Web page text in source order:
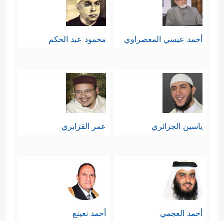
أحمد عيسي المعصراوي محمود عبد الحكم
ياسين الجزائري عمر القزابري
أحمد العجمي أحمد نعينع